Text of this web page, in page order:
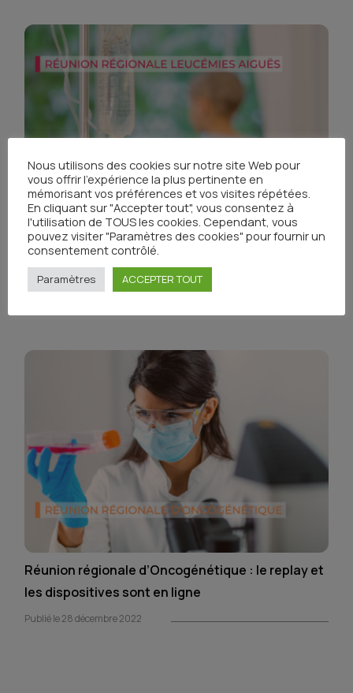
Leucémies Aiguës : les diapositives sont en ligne
Publié le 29 décembre 2022
Réunion régionale d’Oncogénétique : le replay et
les dispositives sont en ligne
Publié le 28 décembre 2022
Nous utilisons des cookies sur notre site Web pour
vous offrir l'expérience la plus pertinente en
mémorisant vos préférences et vos visites répétées.
En cliquant sur "Accepter tout", vous consentez à
l'utilisation de TOUS les cookies. Cependant, vous
pouvez visiter "Paramètres des cookies" pour fournir un
consentement contrôlé.
Paramètres ACCEPTER TOUT